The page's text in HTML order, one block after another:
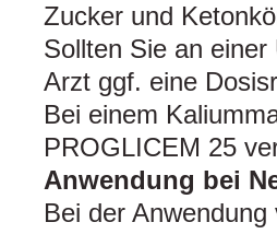
Zucker und
Sollten Sie an
Arzt ggf. eine
Bei einem
PROGLICEM 25
Anwendung bei
Bei der